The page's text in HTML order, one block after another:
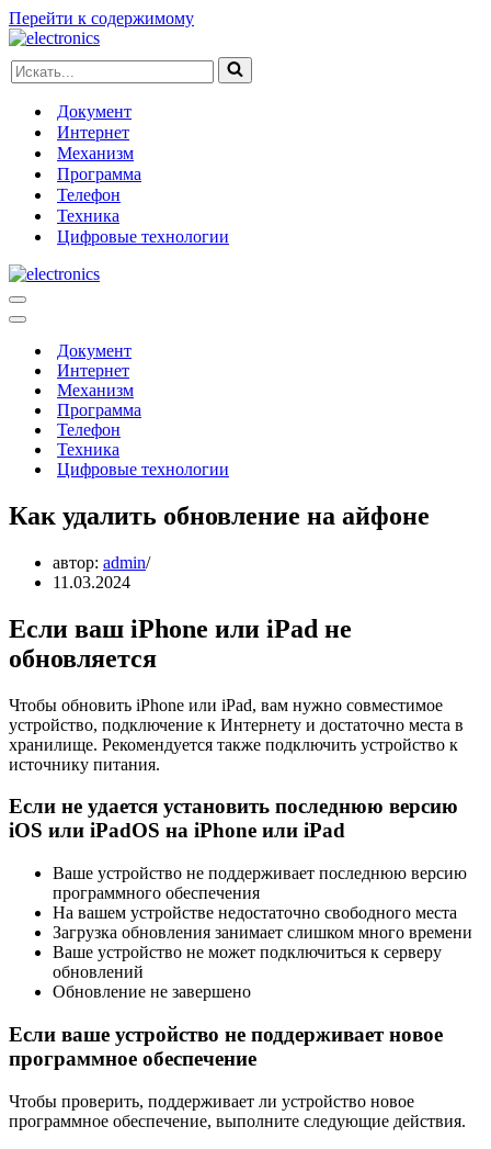
Перейти к содержимому
Искать...
Документ
Интернет
Механизм
Программа
Телефон
Техника
Цифровые технологии
Меню
навигации
Меню
навигацииДокумент
Интернет
Механизм
Программа
Телефон
Техника
Цифровые технологии
Как удалить обновление на айфоне
автор: admin
11.03.2024
Если ваш iPhone или iPad не
обновляется
Чтобы обновить iPhone или iPad, вам нужно совместимое
устройство, подключение к Интернету и достаточно места в
хранилище. Рекомендуется также подключить устройство к
источнику питания.
Если не удается установить последнюю версию
iOS или iPadOS на iPhone или iPad
Ваше устройство не поддерживает последнюю версию
программного обеспечения
На вашем устройстве недостаточно свободного места
Загрузка обновления занимает слишком много времени
Ваше устройство не может подключиться к серверу
обновлений
Обновление не завершено
Если ваше устройство не поддерживает новое
программное обеспечение
Чтобы проверить, поддерживает ли устройство новое
программное обеспечение, выполните следующие действия.